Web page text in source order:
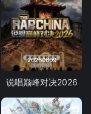
20260809
说唱巅峰对决2026